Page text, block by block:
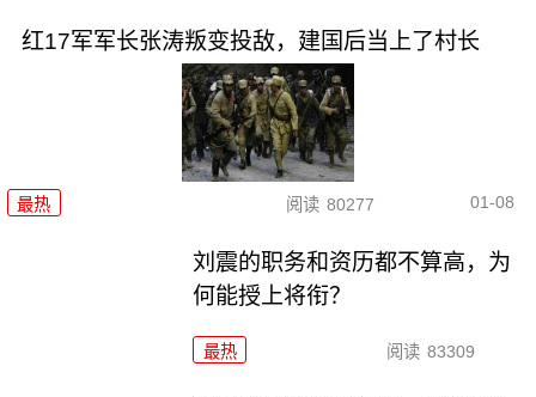
红17军军长张涛叛变投敌，建国后当上了村长
最热 阅读 80277 01-08
刘震的职务和资历都不算高，为
何能授上将衔？
最热 阅读 83309